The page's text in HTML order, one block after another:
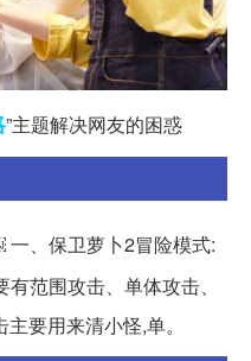
”主题解决网友的困惑
、保卫萝卜2冒险模式:
范围攻击、单体攻击、
要用来清小怪,单。